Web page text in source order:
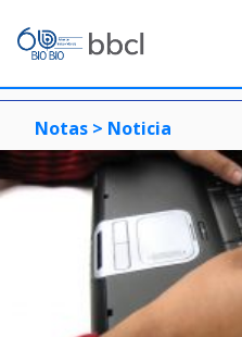
Notas > Noticia